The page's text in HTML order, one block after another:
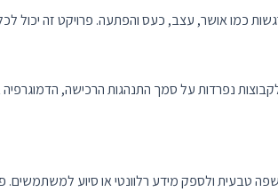
נפרדות על סמך התנהגות הרכישה,